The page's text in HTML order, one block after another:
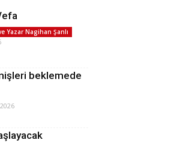
Yazar Nagihan Şanlı
beklemede